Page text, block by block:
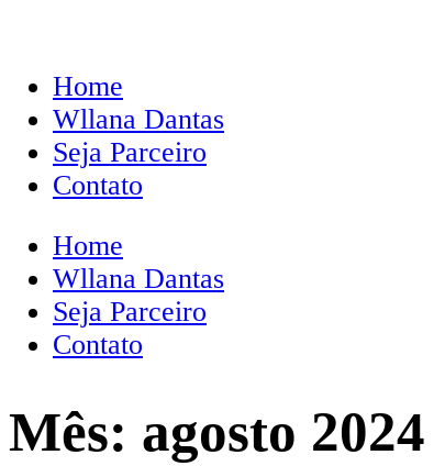
Home
Wllana Dantas
Seja Parceiro
Contato
Home
Wllana Dantas
Seja Parceiro
Contato
Mês: agosto 2024